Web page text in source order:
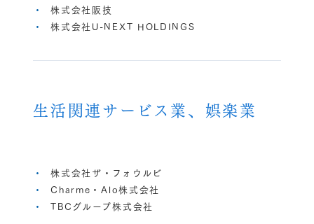
株式会社阪技
株式会社U-NEXT HOLDINGS
生活関連サービス業、娯楽業
株式会社ザ・フォウルビ
Charme・Alo株式会社
TBCグループ株式会社